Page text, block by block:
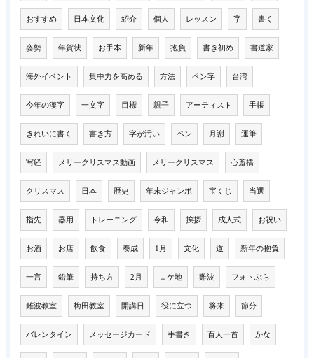
おすすめ 日本文化 紹介 個人 レッスン 字 書く
姿勢 年賀状 お手本 新年 抱負 書き初め 書道家
海外イベント 集中力を高める 方法 ペン字 台湾
今年の漢字 一文字 目標 親子 アーティスト 手帳
きれいに書く 書き方 字が汚い ペン 月謝 運筆
写経 メリークリスマス動画 メリークリスマス 心斎橋
クリスマス 日本 歴史 年末ジャンボ 宝くじ 当選
指先 器用 トレーニング 令和 挨拶 成人式 お祝い
お酒 お店 飲食 養成 1月 文化 道 新年の抱負
一言 鉛筆 持ち方 2月 ロケ地 難波 フォトぶら
難波教室 梅田教室 開講日 役に立つ 将来 節分
バレンタイン メッセージカード 手書き 百人一首 かな